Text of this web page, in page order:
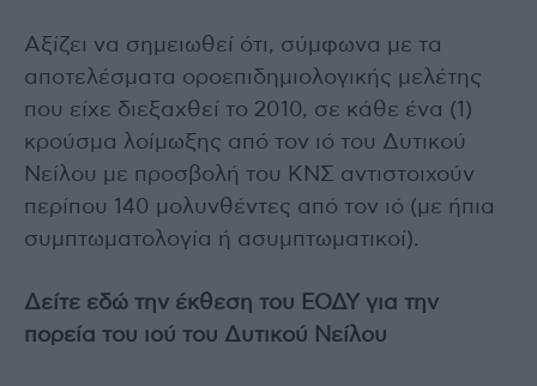
Αξίζει να σημειωθεί ότι, σύμφωνα με τα
αποτελέσματα οροεπιδημιολογικής μελέτης
που είχε διεξαχθεί το 2010, σε κάθε ένα (1)
κρούσμα λοίμωξης από τον ιό του Δυτικού
Νείλου με προσβολή του ΚΝΣ αντιστοιχούν
περίπου 140 μολυνθέντες από τον ιό (με ήπια
συμπτωματολογία ή ασυμπτωματικοί).
Δείτε εδώ την έκθεση του ΕΟΔΥ για την
πορεία του ιού του Δυτικού Νείλου